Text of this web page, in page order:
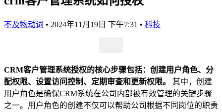
不及物动词 • 2024年11月19日 下午7:31 • 科技
CRM客户管理系统授权的核心步骤包括：创建用户角色、分
配权限、设置访问控制、定期审查和更新权限。
其中，创建
用户角色是确保CRM系统在公司内部被有效管理的关键步骤
之一。用户角色的创建不仅可以帮助公司根据不同岗位的职责